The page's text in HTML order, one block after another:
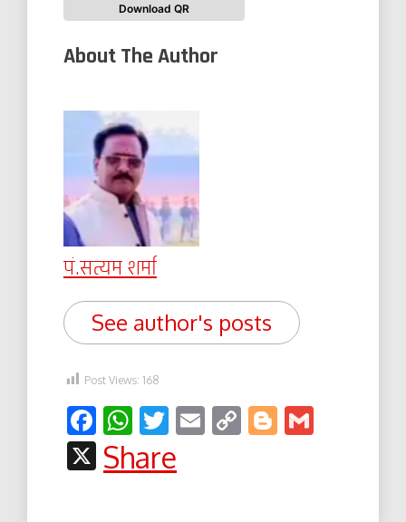
Download QR
About The Author
पं.सत्यम शर्मा
See author's posts
Post Views: 168
Facebook
WhatsApp
Twitter
EmailCopyBlogger
X
Share